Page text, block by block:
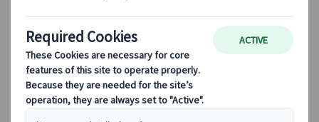
Le Japon au fil des saisons
Les incontournables du Japon
La culture japonaise
La gastronomie japonaise
Explorer le Japon en train
Questions fréquentes
Informations utiles
Règles du savoir-vivre au Japon